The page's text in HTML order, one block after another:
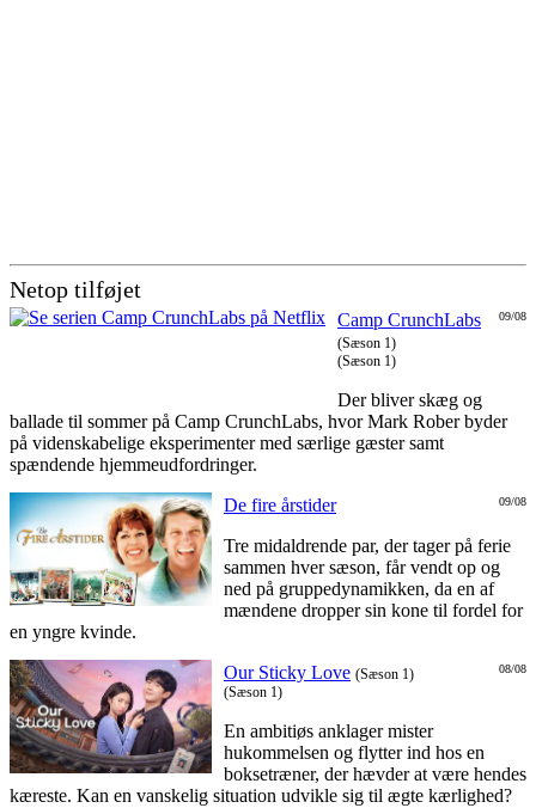
Netop tilføjet
09/08
Camp CrunchLabs
(Sæson 1)
(Sæson 1)
Der bliver skæg og
ballade til sommer på Camp CrunchLabs, hvor Mark Rober byder
på videnskabelige eksperimenter med særlige gæster samt
spændende hjemmeudfordringer.
09/08
De fire årstider
Tre midaldrende par, der tager på ferie
sammen hver sæson, får vendt op og
ned på gruppedynamikken, da en af
mændene dropper sin kone til fordel for
en yngre kvinde.
08/08
Our Sticky Love (Sæson 1)
(Sæson 1)
En ambitiøs anklager mister
hukommelsen og flytter ind hos en
boksetræner, der hævder at være hendes
kæreste. Kan en vanskelig situation udvikle sig til ægte kærlighed?